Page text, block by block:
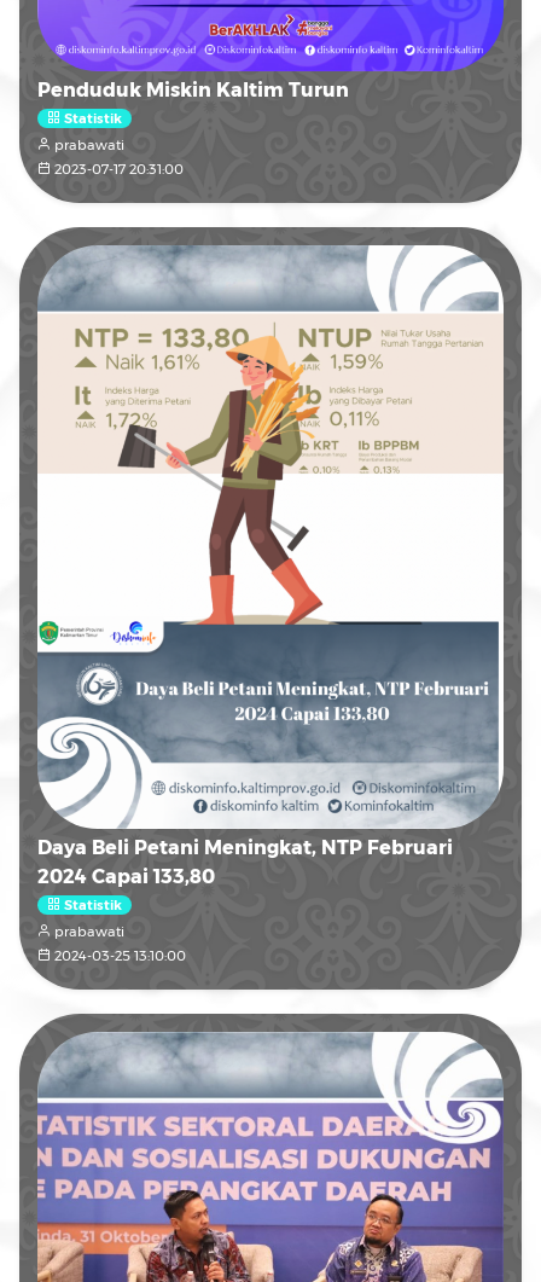
Penduduk Miskin Kaltim Turun
Statistik
prabawati
2023-07-17 20:31:00
Daya Beli Petani Meningkat, NTP Februari
2024 Capai 133,80
Statistik
prabawati
2024-03-25 13:10:00